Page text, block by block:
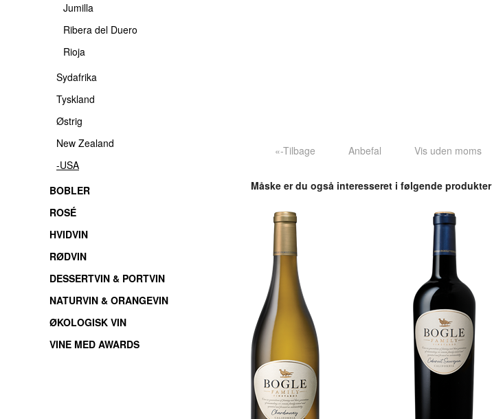
Jumilla
Ribera del Duero
Rioja
Sydafrika
Tyskland
Østrig
New Zealand
-USA
BOBLER
ROSÉ
HVIDVIN
RØDVIN
DESSERTVIN & PORTVIN
NATURVIN & ORANGEVIN
ØKOLOGISK VIN
VINE MED AWARDS
«-Tilbage Anbefal Vis uden moms
Måske er du også interesseret i følgende produkter